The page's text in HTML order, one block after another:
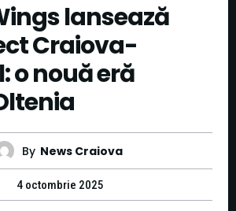
lansează
Craiova-
o nouă eră
By News Craiova
4 octombrie 2025